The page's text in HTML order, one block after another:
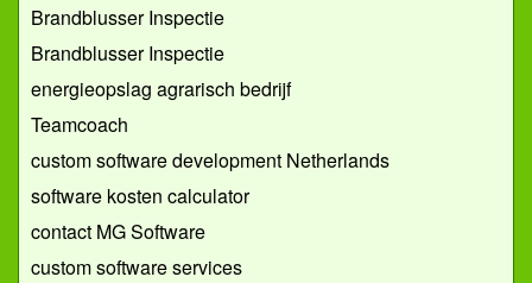
Brandblusser Inspectie
Brandblusser Inspectie
energieopslag agrarisch bedrijf
Teamcoach
custom software development Netherlands
software kosten calculator
contact MG Software
custom software services